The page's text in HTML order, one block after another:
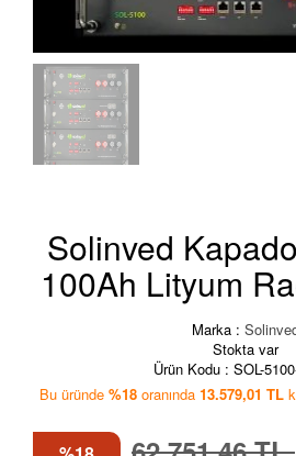
Solinved
100Ah Lityum
Marka :
Stokta var
Ürün Kodu : SOL-
Bu üründe %18oranında 13.579,01 TL